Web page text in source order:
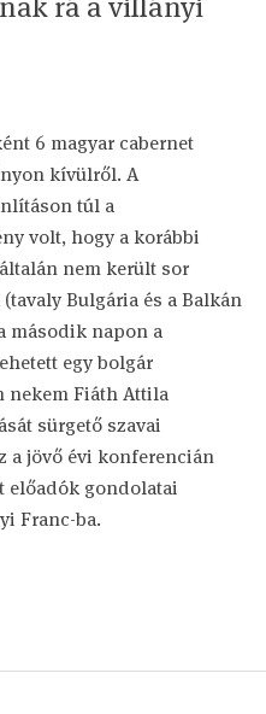
6 magyar cabernet
kívülről. A
túl a
volt, hogy a korábbi
nem került sor
Bulgária és a Balkán
második napon a
egy bolgár
nekem Fiáth Attila
sürgető szavai
a jövő évi konferencián
előadók gondolatai
Franc-ba.